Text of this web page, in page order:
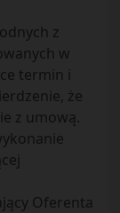
z
w
termin i
że
z umową.
Oferenta